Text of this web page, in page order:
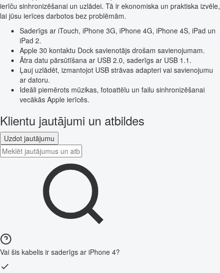
ierīču sinhronizēšanai un uzlādei. Tā ir ekonomiska un praktiska izvēle,
lai jūsu ierīces darbotos bez problēmām.
Saderīgs ar iTouch, iPhone 3G, iPhone 4G, iPhone 4S, iPad un
iPad 2.
Apple 30 kontaktu Dock savienotājs drošam savienojumam.
Ātra datu pārsūtīšana ar USB 2.0, saderīgs ar USB 1.1.
Ļauj uzlādēt, izmantojot USB strāvas adapteri vai savienojumu
ar datoru.
Ideāli piemērots mūzikas, fotoattēlu un failu sinhronizēšanai
vecākās Apple ierīcēs.
Klientu jautājumi un atbildes
Uzdot jautājumu
Vai šis kabelis ir saderīgs ar iPhone 4?